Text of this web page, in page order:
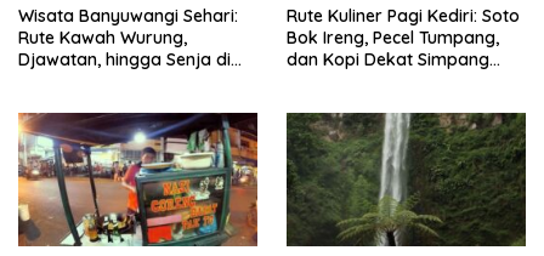
Wisata Banyuwangi Sehari:
Rute Kawah Wurung,
Djawatan, hingga Senja di
Rute Kuliner Pagi Kediri: Soto
Bok Ireng, Pecel Tumpang,
dan Kopi Dekat Simpang